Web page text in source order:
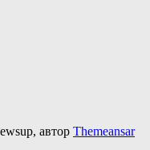
автор Themeansar